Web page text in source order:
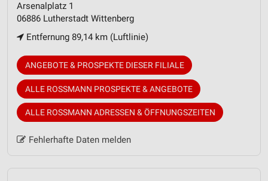
Arsenalplatz 1
06886 Lutherstadt Wittenberg
Entfernung 89,14 km (Luftlinie)
ANGEBOTE & PROSPEKTE DIESER FILIALE
ALLE ROSSMANN PROSPEKTE & ANGEBOTE
ALLE ROSSMANN ADRESSEN & ÖFFNUNGSZEITEN
Fehlerhafte Daten melden